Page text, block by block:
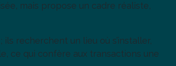
mais propose un cadre réaliste,
recherchent un lieu où s’installer,
ce qui confère aux transactions une